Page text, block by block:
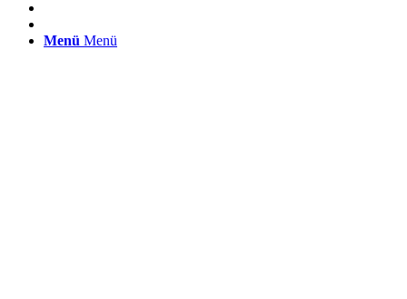
Menü Menü